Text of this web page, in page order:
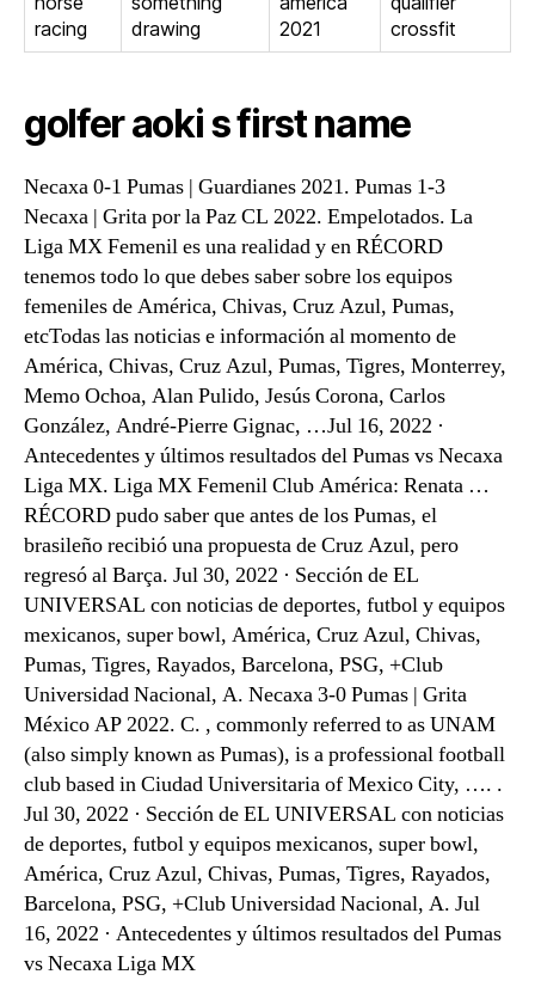
racing
drawing
2021
crossfit
golfer aoki s first name
Necaxa 0-1 Pumas | Guardianes 2021. Pumas 1-3
Necaxa | Grita por la Paz CL 2022. Empelotados. La
Liga MX Femenil es una realidad y en RÉCORD
tenemos todo lo que debes saber sobre los equipos
femeniles de América, Chivas, Cruz Azul, Pumas,
etcTodas las noticias e información al momento de
América, Chivas, Cruz Azul, Pumas, Tigres, Monterrey,
Memo Ochoa, Alan Pulido, Jesús Corona, Carlos
González, André-Pierre Gignac, …Jul 16, 2022 ·
Antecedentes y últimos resultados del Pumas vs Necaxa
Liga MX. Liga MX Femenil Club América: Renata …
RÉCORD pudo saber que antes de los Pumas, el
brasileño recibió una propuesta de Cruz Azul, pero
regresó al Barça. Jul 30, 2022 · Sección de EL
UNIVERSAL con noticias de deportes, futbol y equipos
mexicanos, super bowl, América, Cruz Azul, Chivas,
Pumas, Tigres, Rayados, Barcelona, PSG, +Club
Universidad Nacional, A. Necaxa 3-0 Pumas | Grita
México AP 2022. C. , commonly referred to as UNAM
(also simply known as Pumas), is a professional football
club based in Ciudad Universitaria of Mexico City, …. .
Jul 30, 2022 · Sección de EL UNIVERSAL con noticias
de deportes, futbol y equipos mexicanos, super bowl,
América, Cruz Azul, Chivas, Pumas, Tigres, Rayados,
Barcelona, PSG, +Club Universidad Nacional, A. Jul
16, 2022 · Antecedentes y últimos resultados del Pumas
vs Necaxa Liga MX